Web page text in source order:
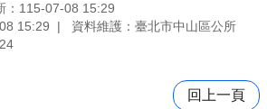
：115-07-08 15:29
15:29
資料維護：臺北市中山區公所
回上一頁